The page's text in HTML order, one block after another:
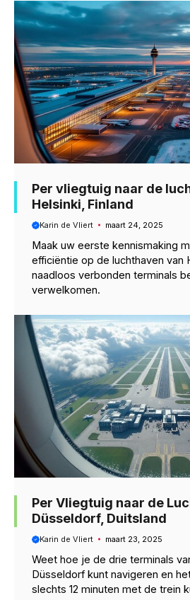
Per vliegtuig naar de
Helsinki, Finland
Karin de Vliert maart 24, 2025
Maak uw eerste kennismaking
efficiëntie op de luchthaven van
naadloos verbonden terminals
verwelkomen.
Per Vliegtuig naar de
Düsseldorf, Duitsland
Karin de Vliert maart 23, 2025
Weet hoe je de drie terminals
Düsseldorf kunt navigeren en
slechts 12 minuten met de trein